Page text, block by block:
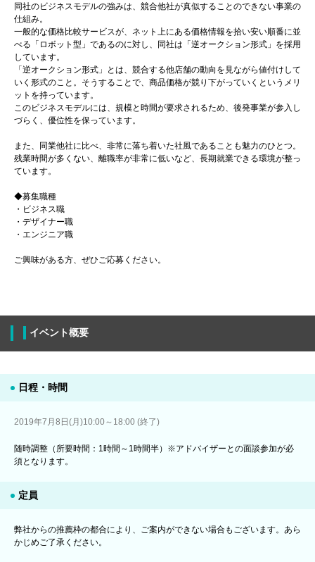
同社のビジネスモデルの強みは、競合他社が真似することのできない事業の
仕組み。
一般的な価格比較サービスが、ネット上にある価格情報を拾い安い順番に並
べる「ロボット型」であるのに対し、同社は「逆オークション形式」を採用
しています。
「逆オークション形式」とは、競合する他店舗の動向を見ながら値付けして
いく形式のこと。そうすることで、商品価格が競り下がっていくというメリ
ットを持っています。
このビジネスモデルには、規模と時間が要求されるため、後発事業が参入し
づらく、優位性を保っています。
また、同業他社に比べ、非常に落ち着いた社風であることも魅力のひとつ。
残業時間が多くない、離職率が非常に低いなど、長期就業できる環境が整っ
ています。
◆募集職種
・ビジネス職
・デザイナー職
・エンジニア職
ご興味がある方、ぜひご応募ください。
イベント概要
日程・時間
2019年7月8日(月)10:00～18:00 (終了)
随時調整（所要時間：1時間～1時間半）※アドバイザーとの面談参加が必
須となります。
定員
弊社からの推薦枠の都合により、ご案内ができない場合もございます。あら
かじめご了承ください。